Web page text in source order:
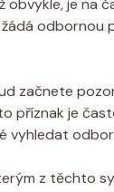
odbornou
začnete
příznak je
vyhledat
z těchto